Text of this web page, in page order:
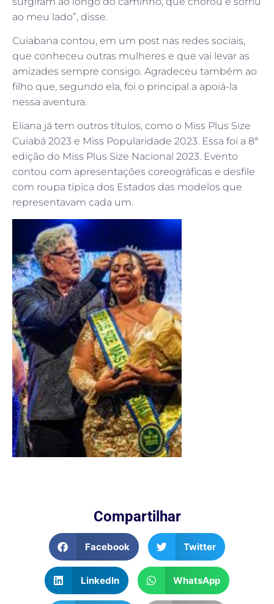
ao meu lado”, disse.
Cuiabana contou, em um post nas redes sociais,
que conheceu outras mulheres e que vai levar as
amizades sempre consigo. Agradeceu também ao
filho que, segundo ela, foi o principal a apoiá-la
nessa aventura.
Eliana já tem outros títulos, como o Miss Plus Size
Cuiabá 2023 e Miss Popularidade 2023. Essa foi a 8ª
edição do Miss Plus Size Nacional 2023. Evento
contou com apresentações coreográficas e desfile
com roupa típica dos Estados das modelos que
representavam cada um.
Compartilhar
Facebook Twitter
LinkedIn WhatsApp